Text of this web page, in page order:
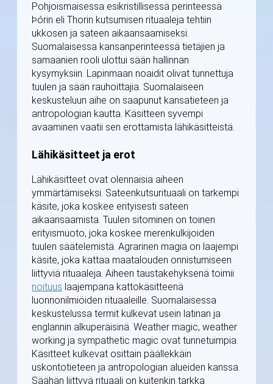
Pohjoismaisessa esikristillisessä perinteessä
Þórin eli Thorin kutsumisen rituaaleja tehtiin
ukkosen ja sateen aikaansaamiseksi.
Suomalaisessa kansanperinteessä tietäjien ja
samaanien rooli ulottui sään hallinnan
kysymyksiin. Lapinmaan noaidit olivat tunnettuja
tuulen ja sään rauhoittajia. Suomalaiseen
keskusteluun aihe on saapunut kansatieteen ja
antropologian kautta. Käsitteen syvempi
avaaminen vaatii sen erottamista lähikäsitteistä.
Lähikäsitteet ja erot
Lähikäsitteet ovat olennaisia aiheen
ymmärtämiseksi. Sateenkutsurituaali on tarkempi
käsite, joka koskee erityisesti sateen
aikaansaamista. Tuulen sitominen on toinen
erityismuoto, joka koskee merenkulkijoiden
tuulen säätelemistä. Agrarinen magia on laajempi
käsite, joka kattaa maatalouden onnistumiseen
liittyviä rituaaleja. Aiheen taustakehyksenä toimii
noituus laajempana kattokäsitteenä
luonnonilmiöiden rituaaleille. Suomalaisessa
keskustelussa termit kulkevat usein latinan ja
englannin alkuperäisinä. Weather magic, weather
working ja sympathetic magic ovat tunnetuimpia.
Käsitteet kulkevat osittain päällekkäin
uskontotieteen ja antropologian alueiden kanssa.
Säähän liittyvä rituaali on kuitenkin tarkka